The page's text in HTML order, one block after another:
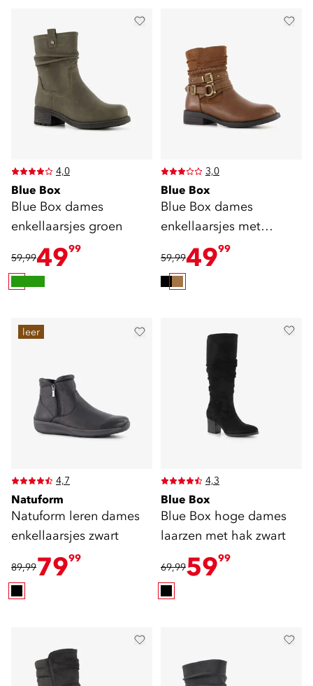
4,0
Blue Box
Blue Box dames
enkellaarsjes groen
59,994999
3,0
Blue Box
Blue Box dames
enkellaarsjes met
gespen bruin
59,994999
leer
4,7
Natuform
Natuform leren dames
enkellaarsjes zwart
89,997999
4,3
Blue Box
Blue Box hoge dames
laarzen met hak zwart
69,995999